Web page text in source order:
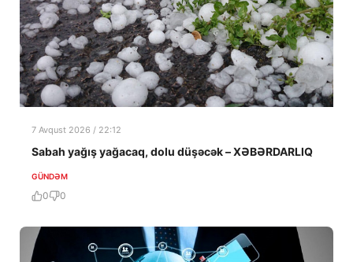
7 Avqust 2026 / 22:12
Sabah yağış yağacaq, dolu düşəcək – XƏBƏRDARLIQ
GÜNDƏM
0 0